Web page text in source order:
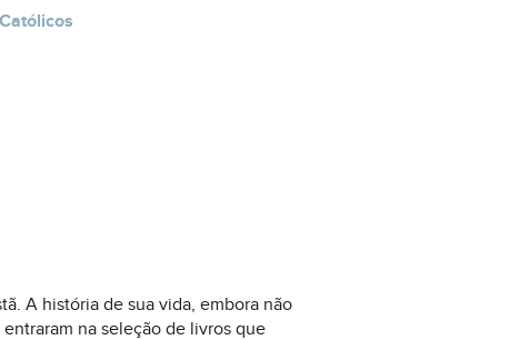
A história de sua vida, embora não
na seleção de livros que